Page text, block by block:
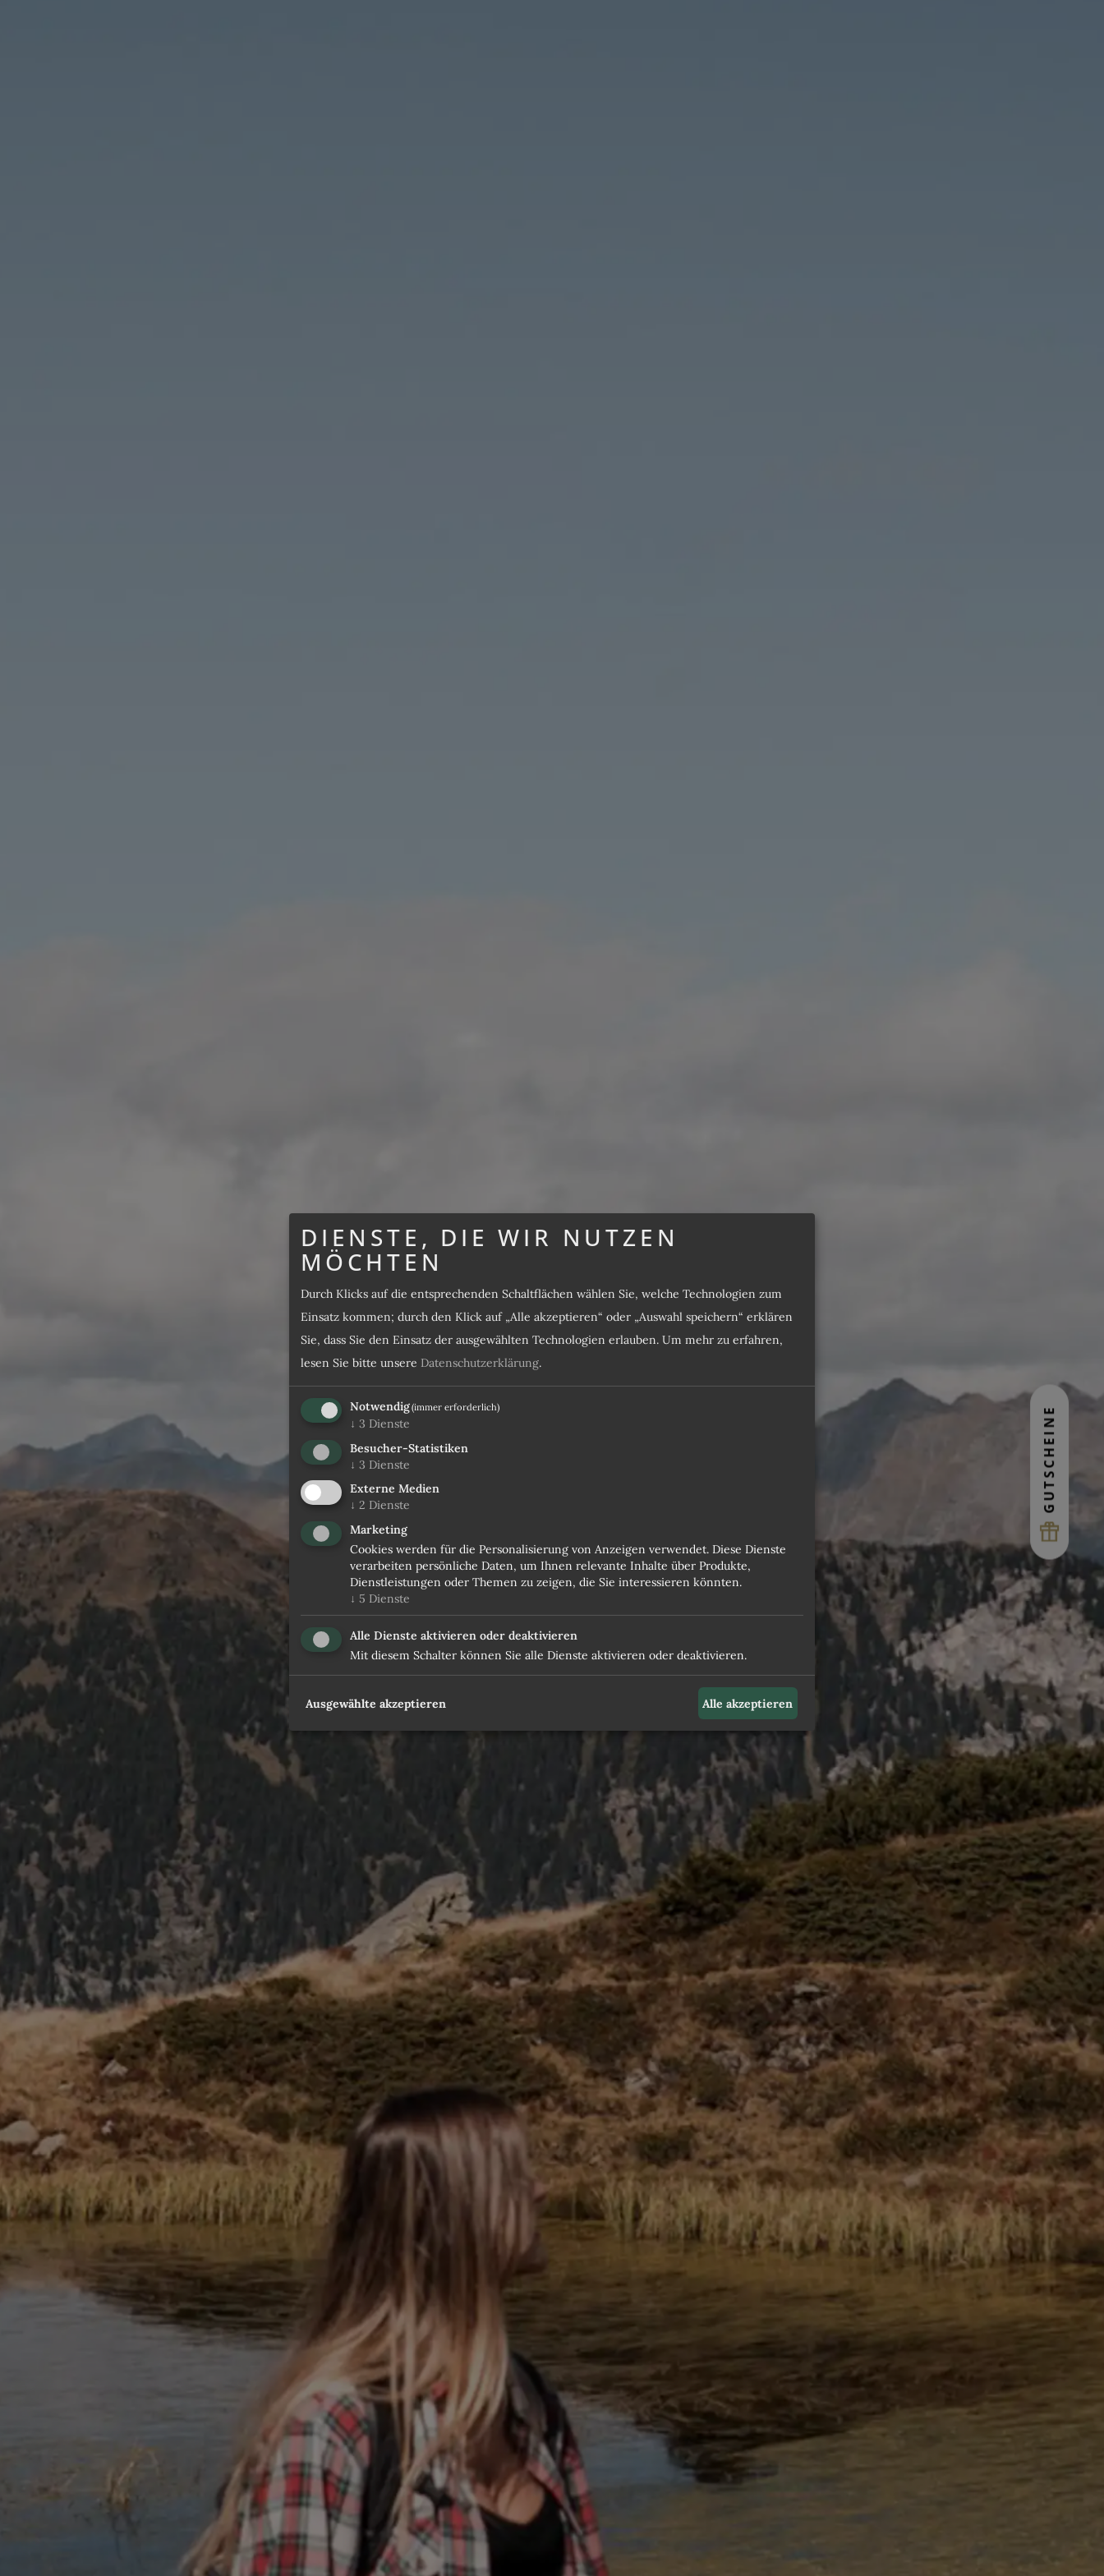
SPORT & AKTIV IM SOMMER
ACTIVECARD
GUTSCHEINE
DIENSTE, DIE WIR NUTZEN
MÖCHTEN
Durch Klicks auf die entsprechenden Schaltflächen wählen Sie, welche Technologien zum
Einsatz kommen; durch den Klick auf „Alle akzeptieren“ oder „Auswahl speichern“ erklären
Sie, dass Sie den Einsatz der ausgewählten Technologien erlauben. Um mehr zu erfahren,
lesen Sie bitte unsere Datenschutzerklärung.
Notwendig(immer erforderlich)
↓ 3 Dienste
Besucher-Statistiken
↓ 3 Dienste
Externe Medien
↓ 2 Dienste
Marketing
Cookies werden für die Personalisierung von Anzeigen verwendet. Diese Dienste
verarbeiten persönliche Daten, um Ihnen relevante Inhalte über Produkte,
Dienstleistungen oder Themen zu zeigen, die Sie interessieren könnten.
↓ 5 Dienste
Alle Dienste aktivieren oder deaktivieren
Mit diesem Schalter können Sie alle Dienste aktivieren oder deaktivieren.
Ausgewählte akzeptieren Alle akzeptieren